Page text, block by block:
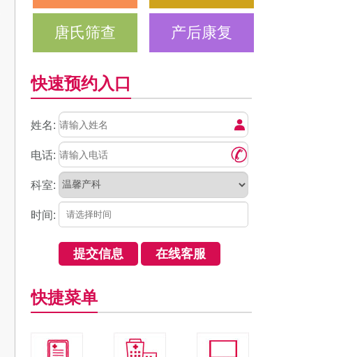
唐氏筛查 产后康复
快速预约入口
姓名:
电话:
科室:
时间:
快捷菜单